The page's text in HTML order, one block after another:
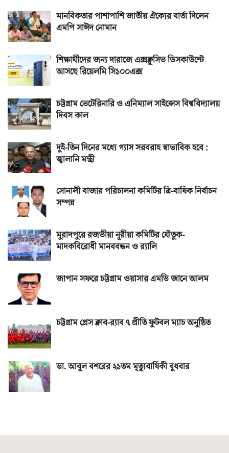
মানবিকতার পাশাপাশি জাতীয় ঐক্যের বার্তা দিলেন
এমপি সাঈদ নোমান
শিক্ষার্থীদের জন্য দারাজে এক্সক্লুসিভ ডিসকাউন্টে
আসছে রিয়েলমি সি১০০এক্স
চট্টগ্রাম ভেটেরিনারি ও এনিম্যাল সাইন্সেস বিশ্ববিদ্যালয়
দিবস কাল
দুই-তিন দিনের মধ্যে গ্যাস সরবরাহ স্বাভাবিক হবে :
জ্বালানি মন্ত্রী
সোনালী বাজার পরিচালনা কমিটির ত্রি-বার্ষিক নির্বাচন
সম্পন্ন
মুরাদপুরে রজভীয়া নূরীয়া কমিটির যৌতুক-
মাদকবিরোধী মানববন্ধন ও র‌্যালি
জাপান সফরে চট্টগ্রাম ওয়াসার এমডি জানে আলম
চট্টগ্রাম প্রেস ক্লাব-র‌্যাব ৭ প্রীতি ফুটবল ম্যাচ অনুষ্ঠিত
ডা. আবুল বশরের ২১তম মৃত্যুবার্ষিকী বুধবার